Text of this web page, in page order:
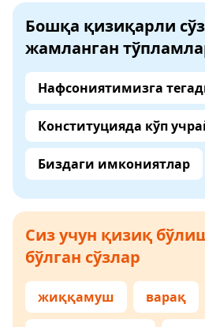
Бошқа қизиқарли
жамланган
Нафсониятимизга
Конституцияда кўп
Биздаги имкониятлар
Сиз учун қизиқ
бўлган сўзлар
жиққамуш варақ